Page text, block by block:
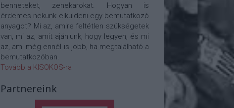
benneteket, zenekarokat. Hogyan is
érdemes nekünk elküldeni egy bemutatkozó
anyagot? Mi az, amire feltétlen szükségetek
van, mi az, amit ajánlunk, hogy legyen, és mi
az, ami még ennél is jobb, ha megtalálható a
bemutatkozóban.
Tovább a KISOKOS-ra
Partnereink